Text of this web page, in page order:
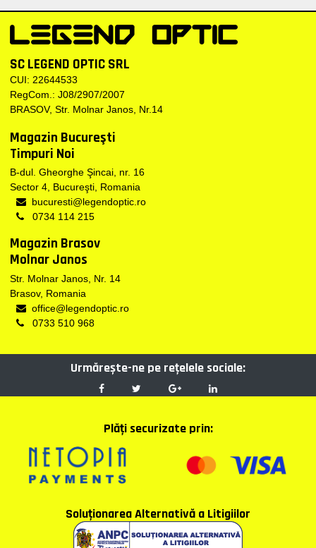
SC LEGEND OPTIC SRL
CUI: 22644533
RegCom.: J08/2907/2007
BRASOV, Str. Molnar Janos, Nr.14
Magazin Bucureşti
Timpuri Noi
B-dul. Gheorghe Şincai, nr. 16
Sector 4, Bucureşti, Romania
bucuresti@legendoptic.ro
0734 114 215
Magazin Brasov
Molnar Janos
Str. Molnar Janos, Nr. 14
Brasov, Romania
office@legendoptic.ro
0733 510 968
Urmărește-ne pe reţelele sociale:
Plăţi securizate prin:
Soluţionarea Alternativă a Litigiilor